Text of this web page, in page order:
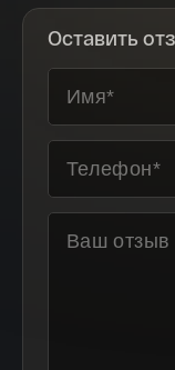
23 июня (6 июля) —
хана Ахмата в 1480
26 августа (8
Москве и
С Владимирской
Москвы от
Появление
(около 1130 года)
Оставить